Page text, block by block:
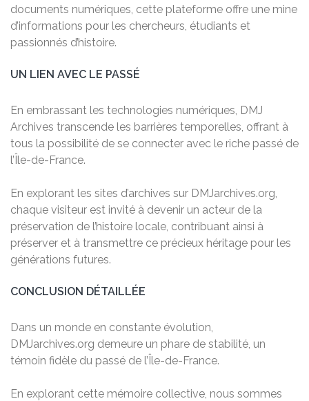
documents numériques, cette plateforme offre une mine
d’informations pour les chercheurs, étudiants et
passionnés d’histoire.
UN LIEN AVEC LE PASSÉ
En embrassant les technologies numériques, DMJ
Archives transcende les barrières temporelles, offrant à
tous la possibilité de se connecter avec le riche passé de
l’Île-de-France.
En explorant les sites d’archives sur DMJarchives.org,
chaque visiteur est invité à devenir un acteur de la
préservation de l’histoire locale, contribuant ainsi à
préserver et à transmettre ce précieux héritage pour les
générations futures.
CONCLUSION DÉTAILLÉE
Dans un monde en constante évolution,
DMJarchives.org demeure un phare de stabilité, un
témoin fidèle du passé de l’Île-de-France.
En explorant cette mémoire collective, nous sommes